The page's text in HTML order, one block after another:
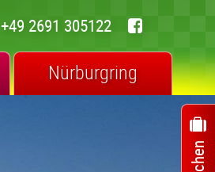
+49 2691 305122
Nürburgring